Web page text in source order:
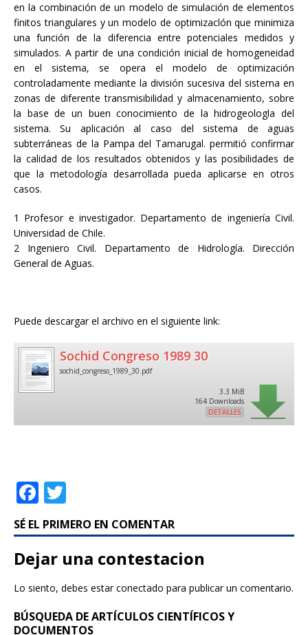
en la combinación de un modelo de simulación de elementos
finitos triangulares y un modelo de optimizaclón que minimiza
una función de la diferencia entre potenciales medidos y
simulados. A partir de una condición inicial de homogeneidad
en el sistema, se opera el modelo de optimización
controladamente mediante la división sucesiva del sistema en
zonas de diferente transmisibilidad y almacenamiento, sobre
la base de un buen conocimiento de la hidrogeologla del
sistema. Su aplicación al caso del sistema de aguas
subterráneas de la Pampa del Tamarugal. permitió confirmar
la calidad de los resultados obtenidos y las posibilidades de
que la metodología desarrollada pueda aplicarse en otros
casos.
1 Profesor e investigador. Departamento de ingeniería Civil.
Universidad de Chile.
2 Ingeniero Civil. Departamento de Hidrología. Dirección
General de Aguas.
Puede descargar el archivo en el siguiente link:
Sochid Congreso 1989 30
sochid_congreso_1989_30.pdf
3.3 MiB
164 Downloads
DETALLES
F
a
c
e
b
o
w
it
te
r
SÉ EL PRIMERO EN COMENTAR
Dejar una contestacion
Lo siento, debes estarconectado para publicar un comentario.
BÚSQUEDA DE ARTÍCULOS CIENTÍFICOS Y
DOCUMENTOS